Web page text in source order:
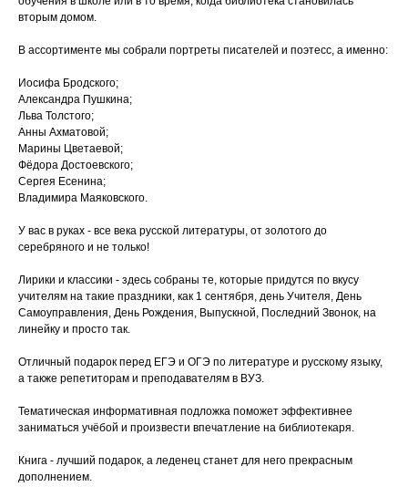
вторым домом.
В ассортименте мы собрали портреты писателей и поэтесс, а именно:
Иосифа Бродского;
Александра Пушкина;
Льва Толстого;
Анны Ахматовой;
Марины Цветаевой;
Фёдора Достоевского;
Сергея Есенина;
Владимира Маяковского.
У вас в руках - все века русской литературы, от золотого до
серебряного и не только!
Лирики и классики - здесь собраны те, которые придутся по вкусу
учителям на такие праздники, как 1 сентября, день Учителя, День
Самоуправления, День Рождения, Выпускной, Последний Звонок, на
линейку и просто так.
Отличный подарок перед ЕГЭ и ОГЭ по литературе и русскому языку,
а также репетиторам и преподавателям в ВУЗ.
Тематическая информативная подложка поможет эффективнее
заниматься учёбой и произвести впечатление на библиотекаря.
Книга - лучший подарок, а леденец станет для него прекрасным
дополнением.